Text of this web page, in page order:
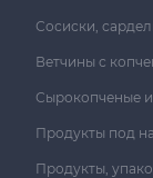
Сосиски,
Ветчины с
Сырокопченые
Продукты под
Продукты,